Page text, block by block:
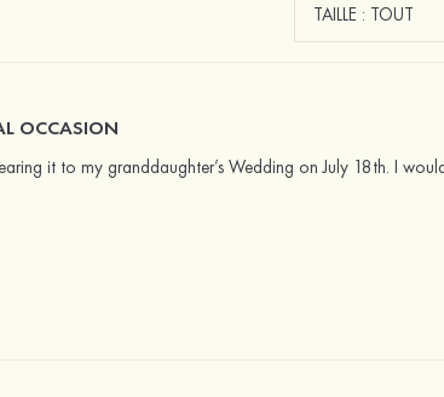
OCCASION
it to my granddaughter’s Wedding on July 18th. I